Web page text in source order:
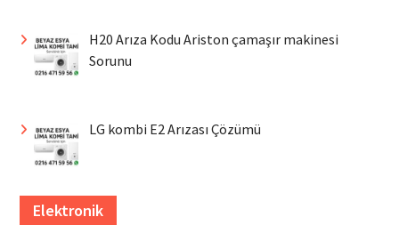
H20 Arıza Kodu Ariston çamaşır makinesi
Sorunu
LG kombi E2 Arızası Çözümü
Elektronik